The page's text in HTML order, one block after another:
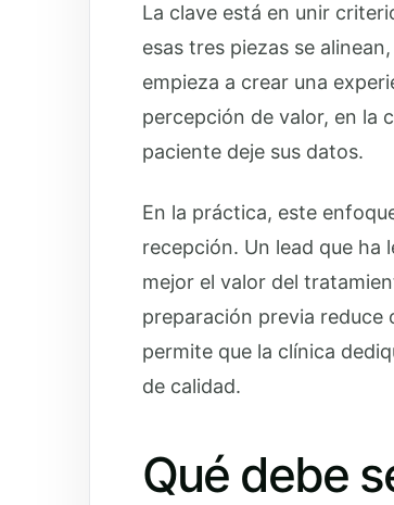
La clave está en unir
esas tres piezas se
empieza a crear una
percepción de valor, en la
paciente deje sus datos.
En la práctica, este
recepción. Un lead que
mejor el valor del
preparación previa reduce
permite que la clínica
de calidad.
Qué debe